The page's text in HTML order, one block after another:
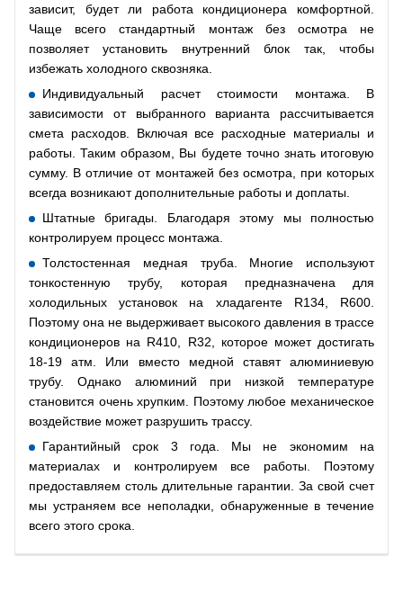
зависит, будет ли работа кондиционера комфортной.
Чаще всего стандартный монтаж без осмотра не
позволяет установить внутренний блок так, чтобы
избежать холодного сквозняка.
Индивидуальный расчет стоимости монтажа. В
зависимости от выбранного варианта рассчитывается
смета расходов. Включая все расходные материалы и
работы. Таким образом, Вы будете точно знать итоговую
сумму. В отличие от монтажей без осмотра, при которых
всегда возникают дополнительные работы и доплаты.
Штатные бригады. Благодаря этому мы полностью
контролируем процесс монтажа.
Толстостенная медная труба. Многие используют
тонкостенную трубу, которая предназначена для
холодильных установок на хладагенте R134, R600.
Поэтому она не выдерживает высокого давления в трассе
кондиционеров на R410, R32, которое может достигать
18-19 атм. Или вместо медной ставят алюминиевую
трубу. Однако алюминий при низкой температуре
становится очень хрупким. Поэтому любое механическое
воздействие может разрушить трассу.
Гарантийный срок 3 года. Мы не экономим на
материалах и контролируем все работы. Поэтому
предоставляем столь длительные гарантии. За свой счет
мы устраняем все неполадки, обнаруженные в течение
всего этого срока.